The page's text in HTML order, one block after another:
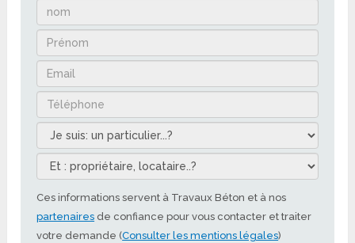
Ces informations servent à Travaux Béton et à nos
partenaires de confiance pour vous contacter et traiter
votre demande (Consulter les mentions légales)